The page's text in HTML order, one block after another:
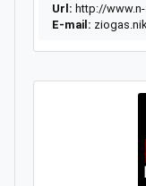
Url: http://
E-mail: